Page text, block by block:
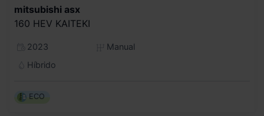
mitsubishi asx
160 HEV KAITEKI
2023
Manual
Híbrido
ECO